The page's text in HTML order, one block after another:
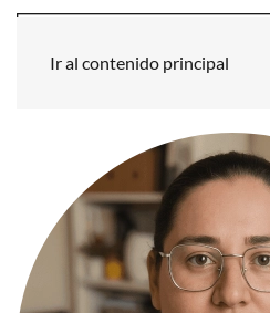
Ir al contenido principal